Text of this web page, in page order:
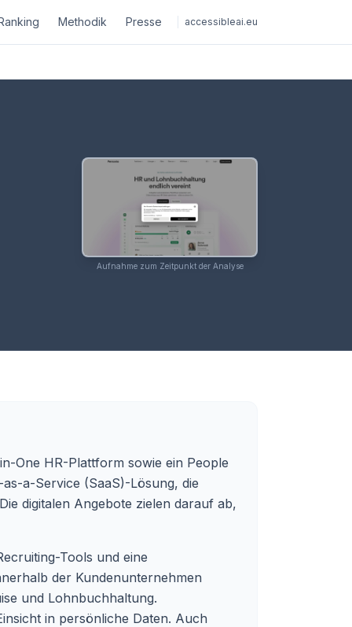
Methodik Presse accessibleai.eu
Aufnahme zum Zeitpunkt der Analyse
One HR-Plattform sowie ein People
a-Service (SaaS)-Lösung, die
digitalen Angebote zielen darauf ab,
Tools und eine
der Kundenunternehmen
und Lohnbuchhaltung.
in persönliche Daten. Auch